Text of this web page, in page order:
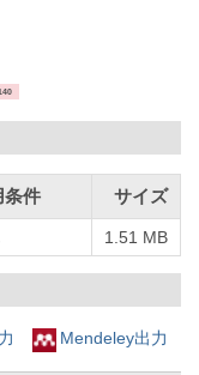
条件 サイズ
1.51 MB
Mendeley出力